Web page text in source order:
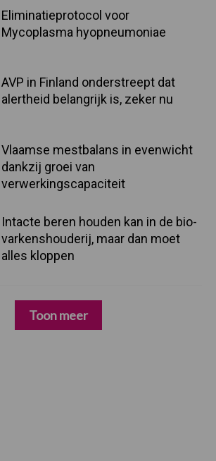
Eliminatieprotocol voor
Mycoplasma hyopneumoniae
AVP in Finland onderstreept dat
alertheid belangrijk is, zeker nu
Vlaamse mestbalans in evenwicht
dankzij groei van
verwerkingscapaciteit
Intacte beren houden kan in de bio-
varkenshouderij, maar dan moet
alles kloppen
Toon meer